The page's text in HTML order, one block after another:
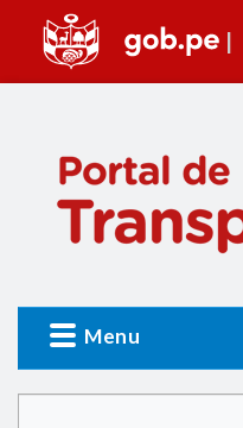
Menu